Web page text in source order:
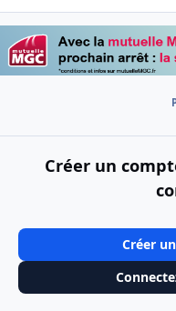
Créer un
Créer